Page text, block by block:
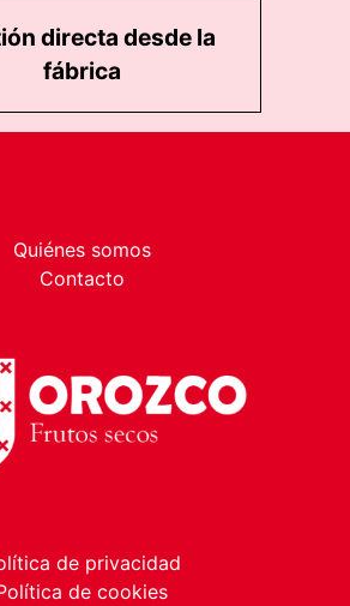
directa desde la
fábrica
Quiénes somos
Contacto
de privacidad
de cookies